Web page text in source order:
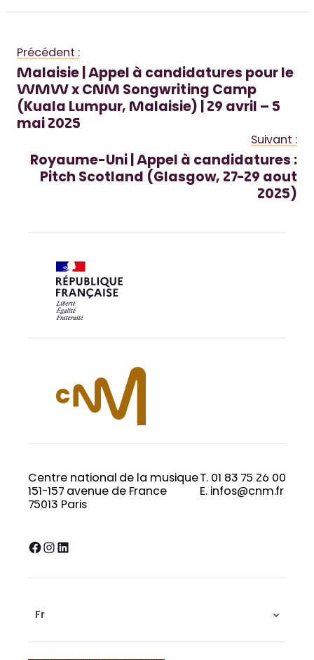
Précédent :
Malaisie | Appel à candidatures pour le
WMW x CNM Songwriting Camp
(Kuala Lumpur, Malaisie) | 29 avril – 5
mai 2025
Suivant :
Royaume-Uni | Appel à candidatures :
Pitch Scotland (Glasgow, 27-29 aout
2025)
Centre national de la musique
151-157 avenue de France
75013 Paris
T. 01 83 75 26 00
E. infos@cnm.fr
Facebook InstagramLinkedIn
Fr